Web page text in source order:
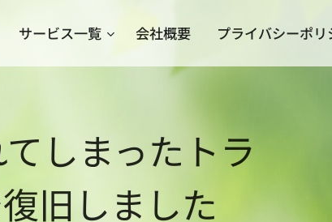
サービス一覧 会社概要 プライバシーポリ
しまったトラ
旧しました✨